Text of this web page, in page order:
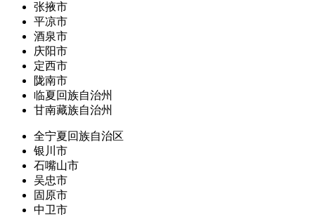
张掖市
平凉市
酒泉市
庆阳市
定西市
陇南市
临夏回族自治州
甘南藏族自治州
全宁夏回族自治区
银川市
石嘴山市
吴忠市
固原市
中卫市